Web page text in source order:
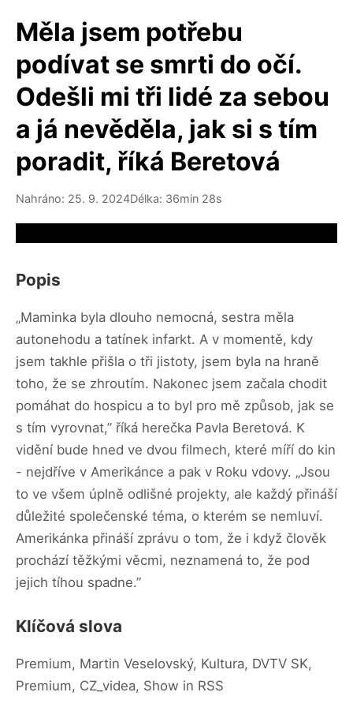
Měla jsem potřebu
podívat se smrti do očí.
Odešli mi tři lidé za sebou
a já nevěděla, jak si s tím
poradit, říká Beretová
Nahráno: 25. 9. 2024Délka: 36min 28s
Popis
„Maminka byla dlouho nemocná, sestra měla
autonehodu a tatínek infarkt. A v momentě, kdy
jsem takhle přišla o tři jistoty, jsem byla na hraně
toho, že se zhroutím. Nakonec jsem začala chodit
pomáhat do hospicu a to byl pro mě způsob, jak se
s tím vyrovnat,” říká herečka Pavla Beretová. K
vidění bude hned ve dvou filmech, které míří do kin
- nejdříve v Amerikánce a pak v Roku vdovy. „Jsou
to ve všem úplně odlišné projekty, ale každý přináší
důležité společenské téma, o kterém se nemluví.
Amerikánka přináší zprávu o tom, že i když člověk
prochází těžkými věcmi, neznamená to, že pod
jejich tíhou spadne.”
Klíčová slova
Premium, Martin Veselovský, Kultura, DVTV SK,
Premium, CZ_videa, Show in RSS